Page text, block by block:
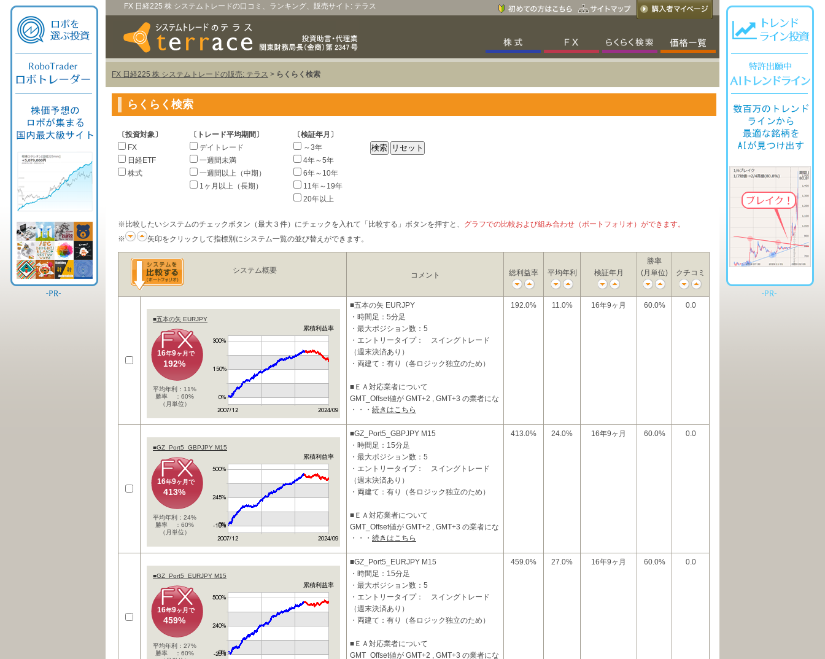
FX 日経225 株 システムトレードの口コミ、ランキング、販売サイト: テラス
FX 日経225 株 システムトレードの販売: テラス > らくらく検索
らくらく検索
〔投資対象〕
FX
日経ETF
株式
〔トレード平均期間〕
デイトレード
一週間未満
一週間以上（中期）
1ヶ月以上（長期）
〔検証年月〕
～3年
4年～5年
6年～10年
11年～19年
20年以上
※比較したいシステムのチェックボタン（最大３件）にチェックを入れて「比較する」ボタンを押すと、 グラフでの比較および組み合わせ（ポートフォリオ）ができます。
※
矢印をクリックして指標別にシステム一覧の並び替えができます。
システム概要
コメント 総利益率 平均年利 検証年月
勝率
(月単位)
クチコミ
■五本の矢 EURJPY
累積利益率
16年9ヶ月で
192%
平均年利：11%
勝率 ：60%
（月単位）
■五本の矢 EURJPY
・時間足：5分足
・最大ポジション数：5
・エントリータイプ： スイングトレード
（週末決済あり）
・両建て：有り（各ロジック独立のため）
■ＥＡ対応業者について
GMT_Offset値が GMT+2 , GMT+3 の業者にな
ります。
■投資コンセプトおよび特徴
・
・・・ 続きはこちら
192.0% 11.0% 16年9ヶ月 60.0% 0.0
■GZ_Port5_GBPJPY M15
累積利益率
16年9ヶ月で
413%
平均年利：24%
勝率 ：60%
（月単位）
■GZ_Port5_GBPJPY M15
・時間足：15分足
・最大ポジション数：5
・エントリータイプ： スイングトレード
（週末決済あり）
・両建て：有り（各ロジック独立のため）
■ＥＡ対応業者について
GMT_Offset値が GMT+2 , GMT+3 の業者にな
ります。
■投資コンセプトおよび特
・・・ 続きはこちら
413.0% 24.0% 16年9ヶ月 60.0% 0.0
■GZ_Port5_EURJPY M15
累積利益率
16年9ヶ月で
459%
平均年利：27%
勝率 ：60%
■GZ_Port5_EURJPY M15
・時間足：15分足
・最大ポジション数：5
・エントリータイプ： スイングトレード
（週末決済あり）
・両建て：有り（各ロジック独立のため）
■ＥＡ対応業者について
GMT_Offset値が GMT+2 , GMT+3 の業者にな
459.0% 27.0% 16年9ヶ月 60.0% 0.0